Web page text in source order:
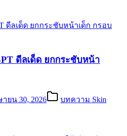
ดีลเด็ด ยกกระชับหน้า
ายน 30, 2026 บทความ Skin